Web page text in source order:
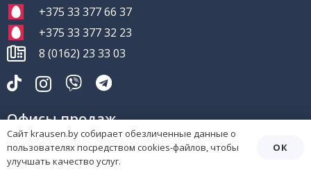
+375 33 377 66 37
+375 33 377 32 23
8 (0162) 23 33 03
Офисы продаж
Брест, ул. Московская 364
Сайт krausen.by собирает обезличенные данные о
пользователях посредством cookies-файлов, чтобы
улучшать качество услуг.
ОК